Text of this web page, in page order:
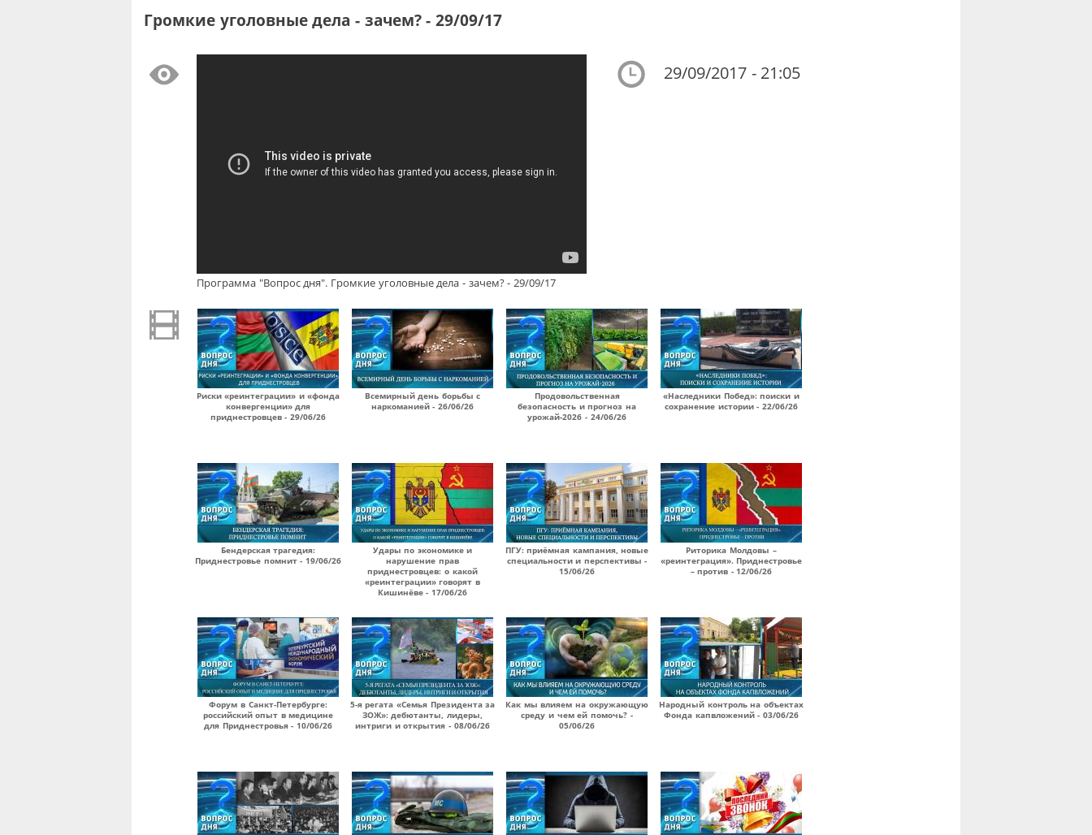
Громкие уголовные дела - зачем? - 29/09/17
Программа "Вопрос дня". Громкие уголовные дела - зачем? - 29/09/17
29/09/2017 - 21:05
Риски «реинтеграции» и «фонда
конвергенции» для
приднестровцев - 29/06/26
Всемирный день борьбы с
наркоманией - 26/06/26
Продовольственная
безопасность и прогноз на
урожай-2026 - 24/06/26
«Наследники Побед»: поиски и
сохранение истории - 22/06/26
Бендерская трагедия:
Приднестровье помнит - 19/06/26
Удары по экономике и
нарушение прав
приднестровцев: о какой
«реинтеграции» говорят в
Кишинёве - 17/06/26
ПГУ: приёмная кампания, новые
специальности и перспективы -
15/06/26
Риторика Молдовы –
«реинтеграция». Приднестровье
– против - 12/06/26
Форум в Санкт-Петербурге:
российский опыт в медицине
для Приднестровья - 10/06/26
5-я регата «Семья Президента за
ЗОЖ»: дебютанты, лидеры,
интриги и открытия - 08/06/26
Как мы влияем на окружающую
среду и чем ей помочь? -
05/06/26
Народный контроль на объектах
Фонда капвложений - 03/06/26